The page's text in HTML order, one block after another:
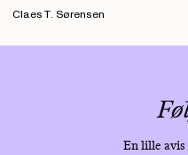
Claes T. Sørensen
En lille avis